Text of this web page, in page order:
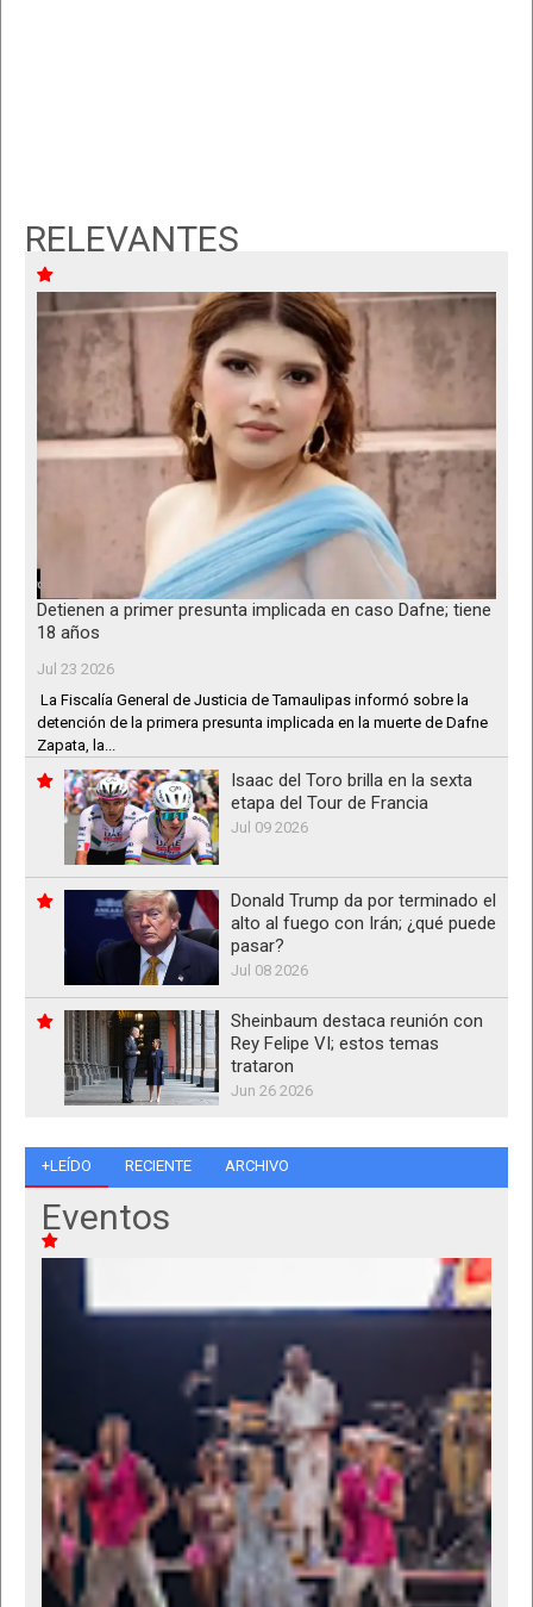
RELEVANTES
Detienen a primer presunta implicada en caso Dafne; tiene
18 años
Jul 23 2026
La Fiscalía General de Justicia de Tamaulipas informó sobre la
detención de la primera presunta implicada en la muerte de Dafne
Zapata, la...
Isaac del Toro brilla en la sexta
etapa del Tour de Francia
Jul 09 2026
Donald Trump da por terminado el
alto al fuego con Irán; ¿qué puede
pasar?
Jul 08 2026
Sheinbaum destaca reunión con
Rey Felipe VI; estos temas
trataron
Jun 26 2026
+LEÍDO RECIENTE ARCHIVO
Eventos